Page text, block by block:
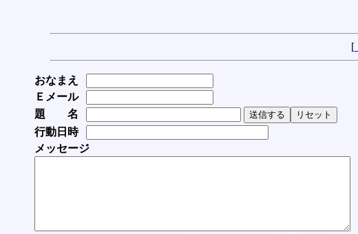
[
おなまえ
Ｅメール
題 名
行動日時
メッセージ